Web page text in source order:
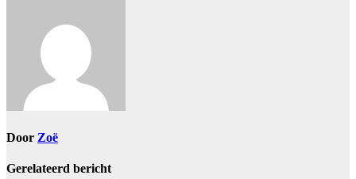
Door Zoë
Gerelateerd bericht